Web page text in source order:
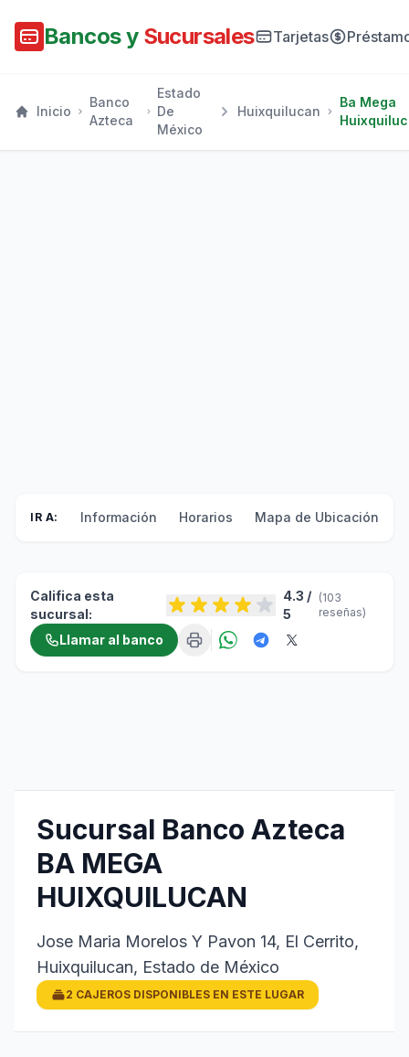
Bancos y Sucursales Tarjetas
Inicio
Banco
Azteca
Estado
De
México
Huixquilucan
Ba Mega
IR A: Información Horarios Mapa de Ubicación
Califica esta
sucursal:
4.3 /
5
(103
reseñas)
Llamar al banco
Sucursal Banco Azteca
BA MEGA
HUIXQUILUCAN
Jose Maria Morelos Y Pavon 14, El Cerrito,
Huixquilucan, Estado de México
2 CAJEROS DISPONIBLES EN ESTE LUGAR